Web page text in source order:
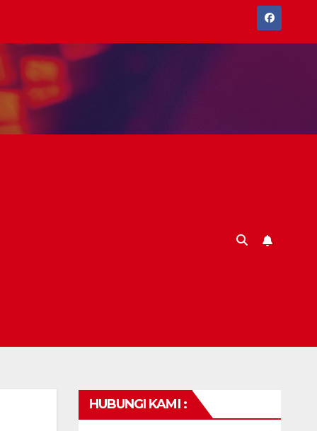
HUBUNGI KAMI :